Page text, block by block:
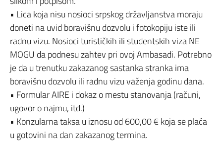
• Lica koja nisu nosioci srpskog državljanstva moraju
doneti na uvid boravišnu dozvolu i fotokopiju iste ili
radnu vizu. Nosioci turističkih ili studentskih viza NE
MOGU da podnesu zahtev pri ovoj Ambasadi. Potrebno
je da u trenutku zakazanog sastanka stranka ima
boravišnu dozvolu ili radnu vizu važenja godinu dana.
• Formular AIRE i dokaz o mestu stanovanja (računi,
ugovor o najmu, itd.)
• Konzularna taksa u iznosu od 600,00 € koja se plaća
u gotovini na dan zakazanog termina.